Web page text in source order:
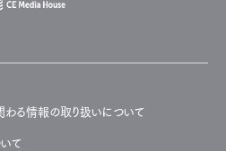
る情報の取り扱いについて
て